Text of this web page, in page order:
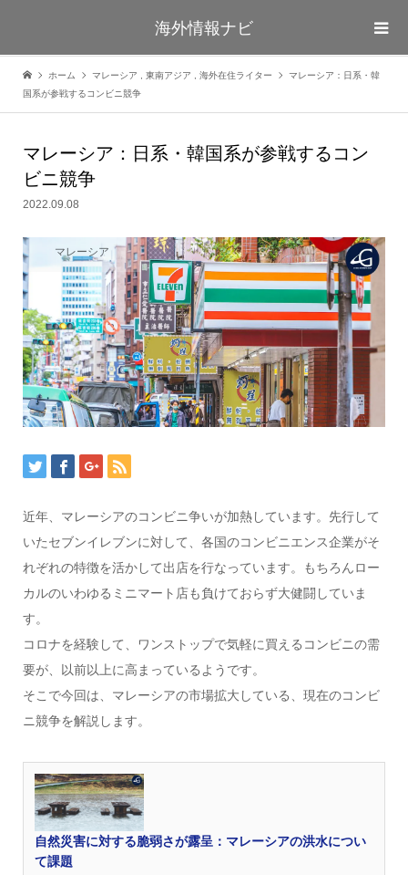
海外情報ナビ
ホーム マレーシア 東南アジア 海外在住ライター
マレーシア：日系・韓
国系が参戦するコンビニ競争
マレーシア：日系・韓国系が参戦するコン
ビニ競争
2022.09.08
マレーシア
近年、マレーシアのコンビニ争いが加熱しています。先行して
いたセブンイレブンに対して、各国のコンビニエンス企業がそ
れぞれの特徴を活かして出店を行なっています。もちろんロー
カルのいわゆるミニマート店も負けておらず大健闘していま
す。
コロナを経験して、ワンストップで気軽に買えるコンビニの需
要が、以前以上に高まっているようです。
そこで今回は、マレーシアの市場拡大している、現在のコンビ
ニ競争を解説します。
自然災害に対する脆弱さが露呈：マレーシアの洪水につい
て課題